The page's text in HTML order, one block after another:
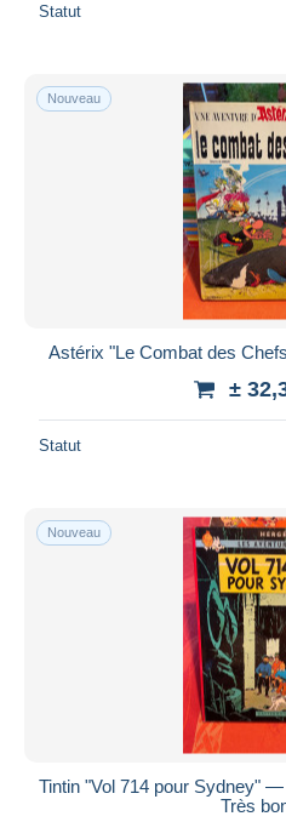
Statut
Nouveau
Astérix "Le Combat des
±
Statut
Nouveau
Tintin "Vol 714 pour Sydney"
Très